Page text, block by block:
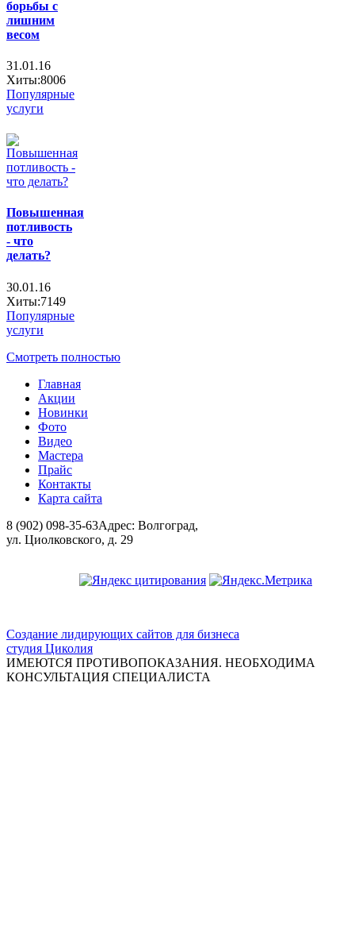
борьбы с
лишним
весом
31.01.16
Хиты:8006
Популярные
услуги
Повышенная
потливость
- что
делать?
30.01.16
Хиты:7149
Популярные
услуги
Смотреть полностью
Главная
Акции
Новинки
Фото
Видео
Мастера
Прайс
Контакты
Карта сайта
8 (902) 098-35-63Адрес: Волгоград,
ул. Циолковского, д. 29
Создание лидирующих сайтов для бизнеса
студия Циколия
ИМЕЮТСЯ ПРОТИВОПОКАЗАНИЯ. НЕОБХОДИМА
КОНСУЛЬТАЦИЯ СПЕЦИАЛИСТА